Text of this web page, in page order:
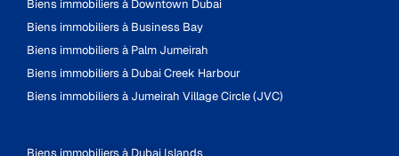
Biens immobiliers à Downtown Dubai
Biens immobiliers à Business Bay
Biens immobiliers à Palm Jumeirah
Biens immobiliers à Dubai Creek Harbour
Biens immobiliers à Jumeirah Village Circle (JVC)
Biens immobiliers à Dubai Islands